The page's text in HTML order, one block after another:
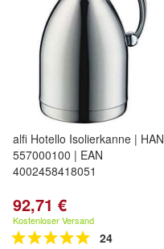
alfi Hotello Isolierkanne | HAN
557000100 | EAN
4002458418051
92,71 €
Kostenloser Versand
24